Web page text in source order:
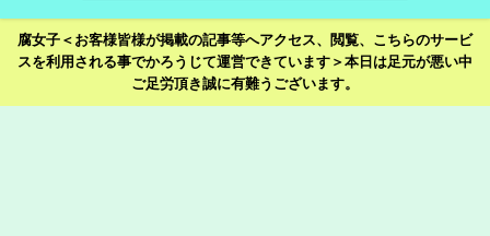
腐女子＜お客様皆様が掲載の記事等へアクセス、閲覧、こちらのサービ
スを利用される事でかろうじて運営できています＞本日は足元が悪い中
ご足労頂き誠に有難うございます。